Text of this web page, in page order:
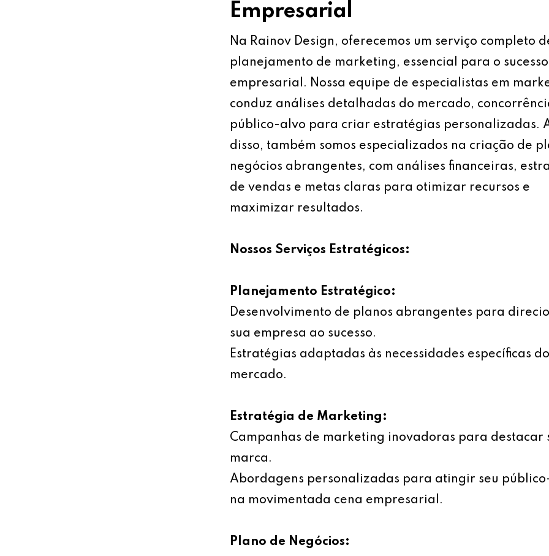
Empresarial
Na Rainov Design, oferecemos um serviço completo
planejamento de marketing, essencial para o sucesso
empresarial. Nossa equipe de especialistas em
conduz análises detalhadas do mercado,
público-alvo para criar estratégias personalizadas.
disso, também somos especializados na criação de
negócios abrangentes, com análises financeiras,
de vendas e metas claras para otimizar recursos e
maximizar resultados.
Nossos Serviços Estratégicos:
Planejamento Estratégico:
Desenvolvimento de planos abrangentes para
sua empresa ao sucesso.
Estratégias adaptadas às necessidades específicas do
mercado.
Estratégia de Marketing:
Campanhas de marketing inovadoras para destacar
marca.
Abordagens personalizadas para atingir seu
na movimentada cena empresarial.
Plano de Negócios: